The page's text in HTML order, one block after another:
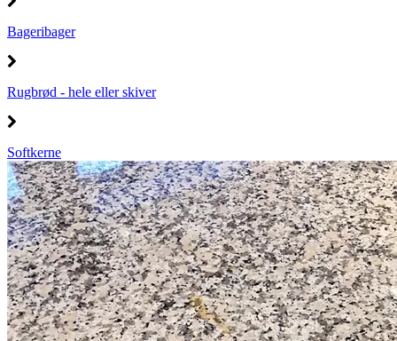
Bageribager
Rugbrød - hele eller skiver
Softkerne